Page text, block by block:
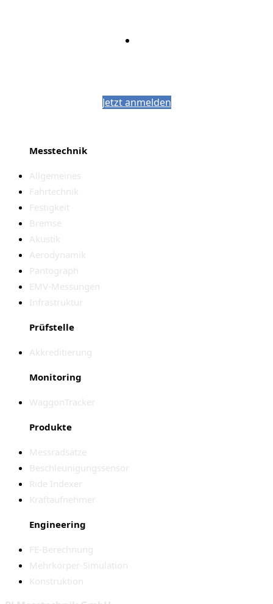
Jetzt anmelden
Messtechnik
Allgemeines
Fahrtechnik
Festigkeit
Bremse
Akustik
Aerodynamik
Pantograph
EMV-Messungen
Infrastruktur
Prüfstelle
Akkreditierung
Monitoring
WaggonTracker
Produkte
Messradsätze
Beschleunigungssensor
Ride Indexer
Kraftaufnehmer
Engineering
FE-Berechnung
Mehrkörper-Simulation
Konstruktion